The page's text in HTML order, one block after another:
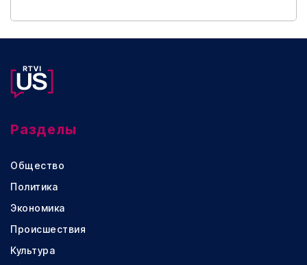
Разделы
Общество
Политика
Экономика
Происшествия
Культура